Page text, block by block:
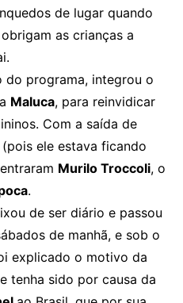
de lugar quando
as crianças a
do programa, integrou o
Maluca, para reinvidicar
Com a saída de
ele estava ficando
Murilo Troccoli, o
.
de ser diário e passou
de manhã, e sob o
explicado o motivo da
tenha sido por causa da